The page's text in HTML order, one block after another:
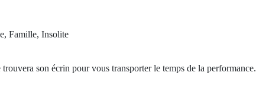
, Famille, Insolite
son écrin pour vous transporter le temps de la performance.